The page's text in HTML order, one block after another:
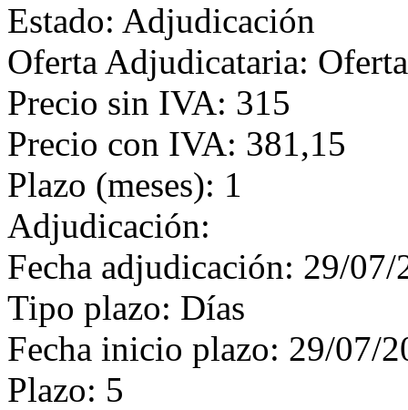
Estado: Adjudicación
Oferta Adjudicataria:
Precio sin IVA: 315
Precio con IVA: 381,15
Plazo (meses): 1
Adjudicación:
Fecha adjudicación: 29/07/
Tipo plazo: Días
Fecha inicio plazo: 29/07/
Plazo: 5